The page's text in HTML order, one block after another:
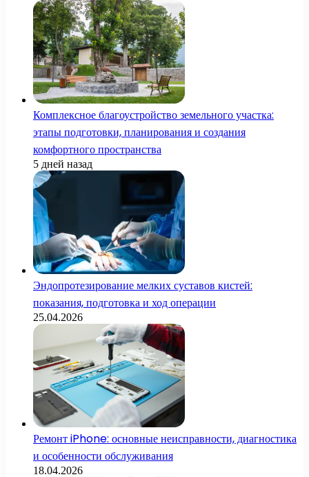
Комплексное благоустройство земельного участка:
этапы подготовки, планирования и создания
комфортного пространства
5 дней назад
Эндопротезирование мелких суставов кистей:
показания, подготовка и ход операции
25.04.2026
Ремонт iPhone: основные неисправности, диагностика
и особенности обслуживания
18.04.2026